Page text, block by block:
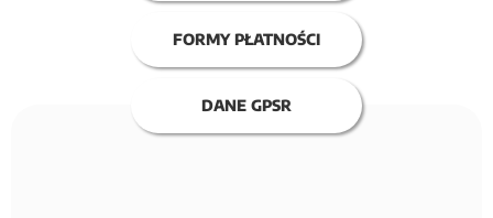
FORMY PŁATNOŚCI
DANE GPSR